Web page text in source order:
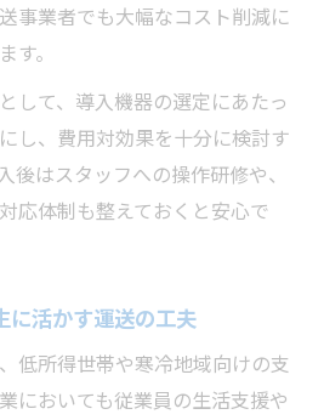
事業者でも大幅なコスト削減に
す。
して、導入機器の選定にあたっ
し、費用対効果を十分に検討す
後はスタッフへの操作研修や、
応体制も整えておくと安心で
に活かす運送の工夫
低所得世帯や寒冷地域向けの支
においても従業員の生活支援や